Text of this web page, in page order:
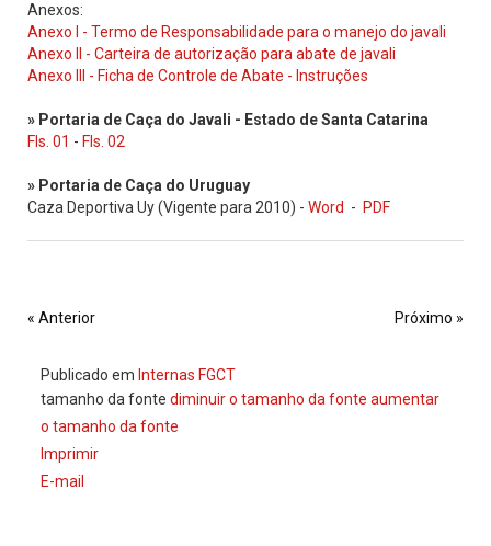
Anexos:
Anexo I - Termo de Responsabilidade para o manejo do javali
Anexo II - Carteira de autorização para abate de javali
Anexo III - Ficha de Controle de Abate - Instruções
» Portaria de Caça do Javali - Estado de Santa Catarina
Fls. 01 - Fls. 02
» Portaria de Caça do Uruguay
Caza Deportiva Uy (Vigente para 2010) - Word - PDF
« Anterior Próximo »
Publicado em Internas FGCT
tamanho da fonte diminuir o tamanho da fonte aumentar
o tamanho da fonte
Imprimir
E-mail